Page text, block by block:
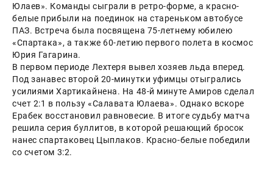
Юлаев». Команды сыграли в ретро-форме, а красно-
белые прибыли на поединок на стареньком автобусе
ПАЗ. Встреча была посвящена 75-летнему юбилею
«Спартака», а также 60-летию первого полета в космос
Юрия Гагарина.
В первом периоде Лехтеря вывел хозяев льда вперед.
Под занавес второй 20-минутки уфимцы отыгрались
усилиями Хартикайнена. На 48-й минуте Амиров сделал
счет 2:1 в пользу «Салавата Юлаева». Однако вскоре
Ерабек восстановил равновесие. В итоге судьбу матча
решила серия буллитов, в которой решающий бросок
нанес спартаковец Цыплаков. Красно-белые победили
со счетом 3:2.